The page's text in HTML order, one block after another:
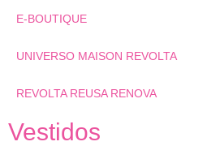
E-BOUTIQUE
UNIVERSO MAISON REVOLTA
REVOLTA REUSA RENOVA
Vestidos